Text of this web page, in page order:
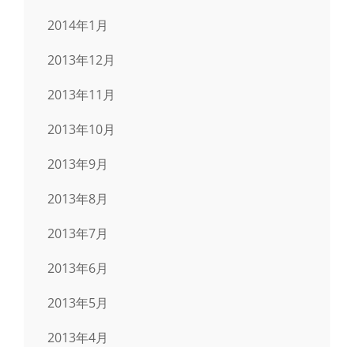
2014年1月
2013年12月
2013年11月
2013年10月
2013年9月
2013年8月
2013年7月
2013年6月
2013年5月
2013年4月